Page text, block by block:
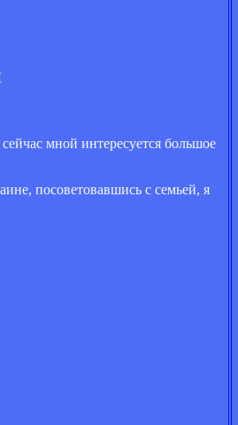
мной интересуется большое
посоветовавшись с семьей, я